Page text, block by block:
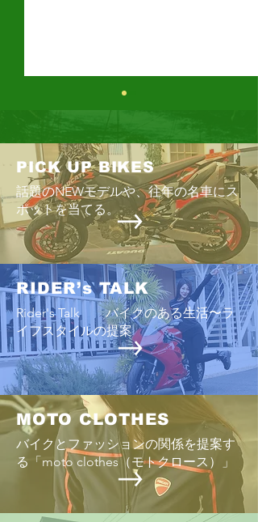
cafe de ダウントン
PICK UP BIKES
話題のNEWモデルや、往年の名車にス
ポットを当てる。
RIDER’s TALK
Rider's Talk バイクのある生活〜ラ
イフスタイルの提案
MOTO CLOTHES
バイクとファッションの関係を提案す
る「moto clothes（モトクロース）」